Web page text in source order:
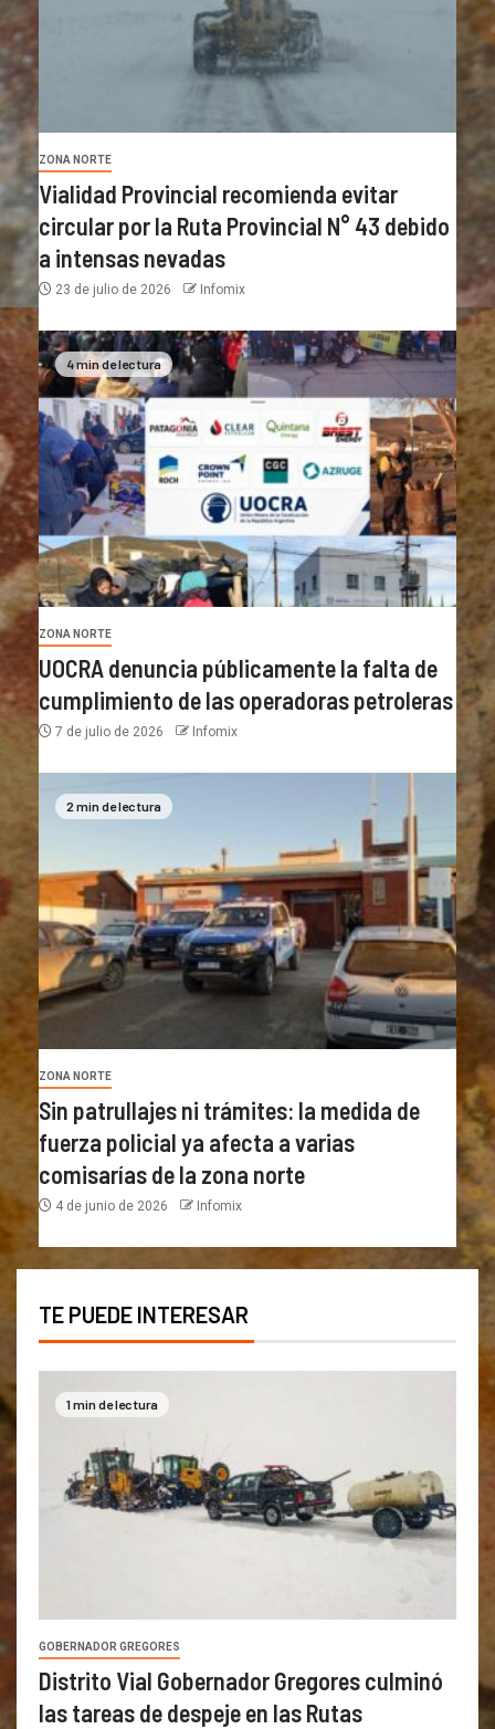
ZONA NORTE
Vialidad Provincial recomienda evitar
circular por la Ruta Provincial N° 43 debido
a intensas nevadas
23 de julio de 2026 Infomix
4 min de lectura
ZONA NORTE
UOCRA denuncia públicamente la falta de
cumplimiento de las operadoras petroleras
7 de julio de 2026 Infomix
2 min de lectura
ZONA NORTE
Sin patrullajes ni trámites: la medida de
fuerza policial ya afecta a varias
comisarías de la zona norte
4 de junio de 2026 Infomix
TE PUEDE INTERESAR
1 min de lectura
GOBERNADOR GREGORES
Distrito Vial Gobernador Gregores culminó
las tareas de despeje en las Rutas